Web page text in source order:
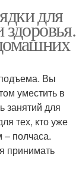
для
Вы
уместить в
занятий для
тех, кто уже
– полчаса.
принимать